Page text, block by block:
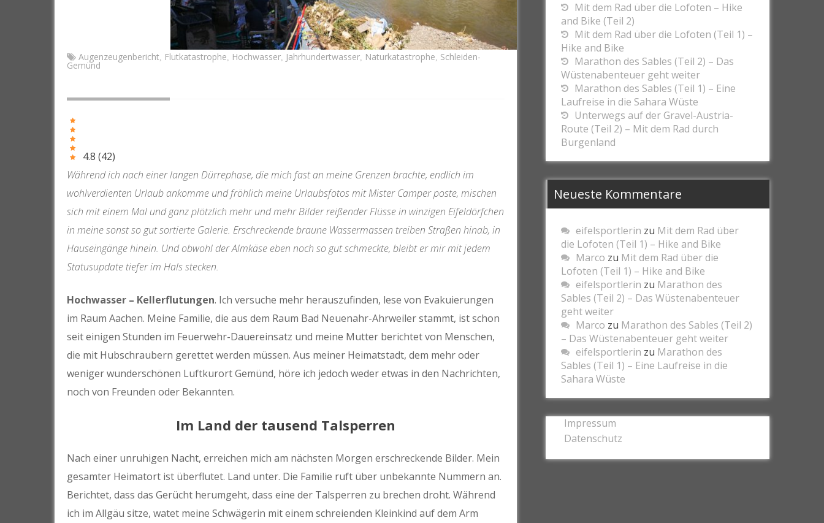
Augenzeugenbericht Flutkatastrophe Hochwasser Jahrhundertwasser Naturkatastrophe Schleiden-
Gemünd
4.8 (42)
Während ich nach einer langen Dürrephase, die mich fast an meine Grenzen brachte, endlich im
wohlverdienten Urlaub ankomme und fröhlich meine Urlaubsfotos mit Mister Camper poste, mischen
sich mit einem Mal und ganz plötzlich mehr und mehr Bilder reißender Flüsse in winzigen Eifeldörfchen
in meine sonst so gut sortierte Galerie. Erschreckende braune Wassermassen treiben Straßen hinab, in
Hauseingänge hinein. Und obwohl der Almkäse eben noch so gut schmeckte, bleibt er mir mit jedem
Statusupdate tiefer im Hals stecken.
Hochwasser – Kellerflutungen. Ich versuche mehr herauszufinden, lese von Evakuierungen
im Raum Aachen. Meine Familie, die aus dem Raum Bad Neuenahr-Ahrweiler stammt, ist schon
seit einigen Stunden im Feuerwehr-Dauereinsatz und meine Mutter berichtet von Menschen,
die mit Hubschraubern gerettet werden müssen. Aus meiner Heimatstadt, dem mehr oder
weniger wunderschönen Luftkurort Gemünd, höre ich jedoch weder etwas in den Nachrichten,
noch von Freunden oder Bekannten.
Im Land der tausend Talsperren
Nach einer unruhigen Nacht, erreichen mich am nächsten Morgen erschreckende Bilder. Mein
gesamter Heimatort ist überflutet. Land unter. Die Familie ruft über unbekannte Nummern an.
Berichtet, dass das Gerücht herumgeht, dass eine der Talsperren zu brechen droht. Während
ich im Allgäu sitze, watet meine Schwägerin mit einem schreienden Kleinkind auf dem Arm
Mit dem Rad über die Lofoten – Hike
and Bike (Teil 2)
Mit dem Rad über die Lofoten (Teil 1) –
Hike and Bike
Marathon des Sables (Teil 2) – Das
Wüstenabenteuer geht weiter
Marathon des Sables (Teil 1) – Eine
Laufreise in die Sahara Wüste
Unterwegs auf der Gravel-Austria-
Route (Teil 2) – Mit dem Rad durch
Burgenland
Neueste Kommentare
eifelsportlerin zu Mit dem Rad über
die Lofoten (Teil 1) – Hike and Bike
Marco zu Mit dem Rad über die
Lofoten (Teil 1) – Hike and Bike
eifelsportlerin zu Marathon des
Sables (Teil 2) – Das Wüstenabenteuer
geht weiter
Marco zu Marathon des Sables (Teil 2)
– Das Wüstenabenteuer geht weiter
eifelsportlerin zu Marathon des
Sables (Teil 1) – Eine Laufreise in die
Sahara Wüste
Impressum
Datenschutz